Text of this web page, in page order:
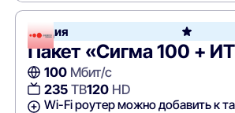
Акция
Пакет «Сигма 100 +
100Мбит/с
235ТВ120HD
Wi-Fi роутер можно добавить к